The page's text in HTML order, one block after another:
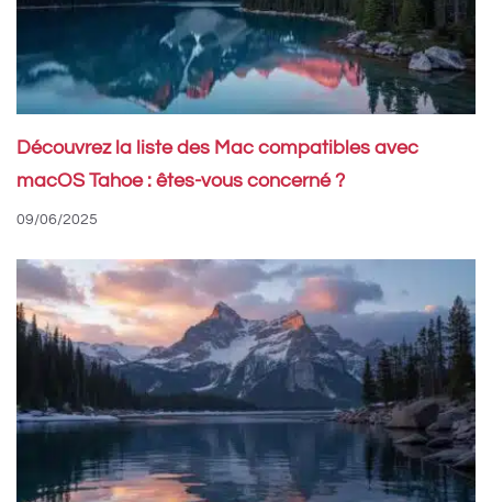
Découvrez la liste des Mac compatibles avec
macOS Tahoe : êtes-vous concerné ?
09/06/2025